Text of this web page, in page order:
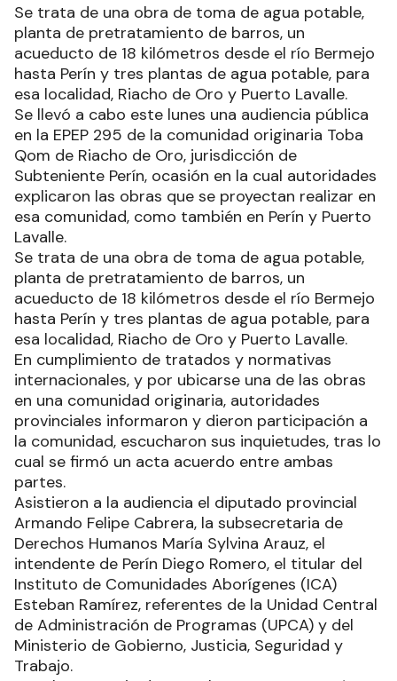
Se trata de una obra de toma de agua potable,
planta de pretratamiento de barros, un
acueducto de 18 kilómetros desde el río Bermejo
hasta Perín y tres plantas de agua potable, para
esa localidad, Riacho de Oro y Puerto Lavalle.
Se llevó a cabo este lunes una audiencia pública
en la EPEP 295 de la comunidad originaria Toba
Qom de Riacho de Oro, jurisdicción de
Subteniente Perín, ocasión en la cual autoridades
explicaron las obras que se proyectan realizar en
esa comunidad, como también en Perín y Puerto
Lavalle.
Se trata de una obra de toma de agua potable,
planta de pretratamiento de barros, un
acueducto de 18 kilómetros desde el río Bermejo
hasta Perín y tres plantas de agua potable, para
esa localidad, Riacho de Oro y Puerto Lavalle.
En cumplimiento de tratados y normativas
internacionales, y por ubicarse una de las obras
en una comunidad originaria, autoridades
provinciales informaron y dieron participación a
la comunidad, escucharon sus inquietudes, tras lo
cual se firmó un acta acuerdo entre ambas
partes.
Asistieron a la audiencia el diputado provincial
Armando Felipe Cabrera, la subsecretaria de
Derechos Humanos María Sylvina Arauz, el
intendente de Perín Diego Romero, el titular del
Instituto de Comunidades Aborígenes (ICA)
Esteban Ramírez, referentes de la Unidad Central
de Administración de Programas (UPCA) y del
Ministerio de Gobierno, Justicia, Seguridad y
Trabajo.